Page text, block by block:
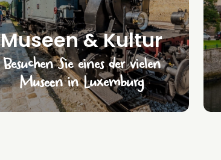
Museen & Kultur
Besuchen Sie eines der vielen
Museen in Luxemburg